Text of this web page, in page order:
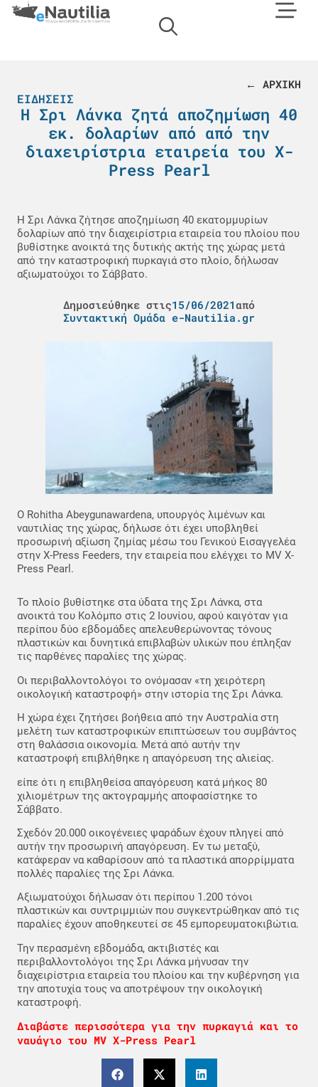
← ΑΡΧΙΚΗ
ΕΙΔΉΣΕΙΣ
Η Σρι Λάνκα ζητά αποζημίωση 40
εκ. δολαρίων από από την
διαχειρίστρια εταιρεία του X-
Press Pearl
Η Σρι Λάνκα ζήτησε αποζημίωση 40 εκατομμυρίων
δολαρίων από την διαχειρίστρια εταιρεία του πλοίου που
βυθίστηκε ανοικτά της δυτικής ακτής της χώρας μετά
από την καταστροφική πυρκαγιά στο πλοίο, δήλωσαν
αξιωματούχοι το Σάββατο.
Δημοσιεύθηκε στις15/06/2021από
Συντακτική Ομάδα e-Nautilia.gr
Ο Rohitha Abeygunawardena, υπουργός λιμένων και
ναυτιλίας της χώρας, δήλωσε ότι έχει υποβληθεί
προσωρινή αξίωση ζημίας μέσω του Γενικού Εισαγγελέα
στην X-Press Feeders, την εταιρεία που ελέγχει το MV X-
Press Pearl.
Το πλοίο βυθίστηκε στα ύδατα της Σρι Λάνκα, στα
ανοικτά του Κολόμπο στις 2 Ιουνίου, αφού καιγόταν για
περίπου δύο εβδομάδες απελευθερώνοντας τόνους
πλαστικών και δυνητικά επιβλαβών υλικών που έπληξαν
τις παρθένες παραλίες της χώρας.
Οι περιβαλλοντολόγοι το ονόμασαν «τη χειρότερη
οικολογική καταστροφή» στην ιστορία της Σρι Λάνκα.
Η χώρα έχει ζητήσει βοήθεια από την Αυστραλία στη
μελέτη των καταστροφικών επιπτώσεων του συμβάντος
στη θαλάσσια οικονομία. Μετά από αυτήν την
καταστροφή επιβλήθηκε η απαγόρευση της αλιείας.
είπε ότι η επιβληθείσα απαγόρευση κατά μήκος 80
χιλιομέτρων της ακτογραμμής αποφασίστηκε το
Σάββατο.
Σχεδόν 20.000 οικογένειες ψαράδων έχουν πληγεί από
αυτήν την προσωρινή απαγόρευση. Εν τω μεταξύ,
κατάφεραν να καθαρίσουν από τα πλαστικά απορρίμματα
πολλές παραλίες της Σρι Λάνκα.
Αξιωματούχοι δήλωσαν ότι περίπου 1.200 τόνοι
πλαστικών και συντριμμιών που συγκεντρώθηκαν από τις
παραλίες έχουν αποθηκευτεί σε 45 εμπορευματοκιβώτια.
Την περασμένη εβδομάδα, ακτιβιστές και
περιβαλλοντολόγοι της Σρι Λάνκα μήνυσαν την
διαχειρίστρια εταιρεία του πλοίου και την κυβέρνηση για
την αποτυχία τους να αποτρέψουν την οικολογική
καταστροφή.
Διαβάστε περισσότερα για την πυρκαγιά και το
ναυάγιο του MV X-Press Pearl